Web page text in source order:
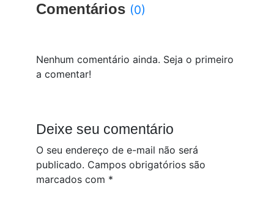
Comentários (0)
Nenhum comentário ainda. Seja o primeiro
a comentar!
Deixe seu comentário
O seu endereço de e-mail não será
publicado. Campos obrigatórios são
marcados com *